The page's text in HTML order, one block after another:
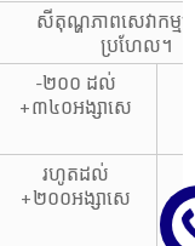
សីតុណ្ហភាពសេវាកម្ម
ប្រហែល។
-២០០ ដល់
+៣៤០អង្សាសេ
រហូតដល់
+២០០អង្សាសេ